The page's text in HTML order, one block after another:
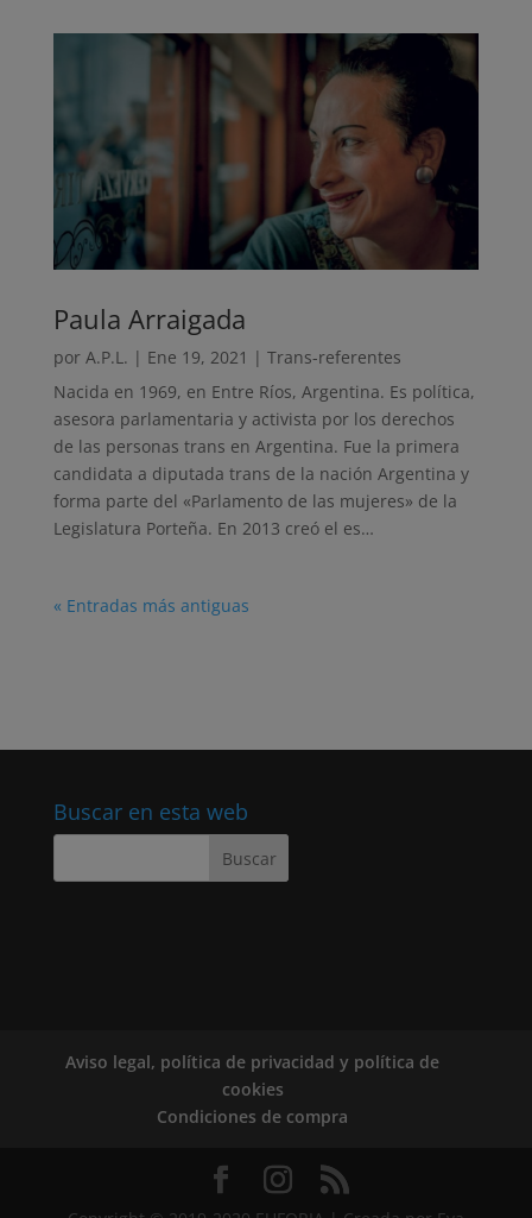
Paula Arraigada
por A.P.L. | Ene 19, 2021 | Trans-referentes
Nacida en 1969, en Entre Ríos, Argentina. Es política,
asesora parlamentaria y activista por los derechos
de las personas trans en Argentina. Fue la primera
candidata a diputada trans de la nación Argentina y
forma parte del «Parlamento de las mujeres» de la
Legislatura Porteña. En 2013 creó el es…
« Entradas más antiguas
Buscar en esta web
Aviso legal, política de privacidad y política de
cookies
Condiciones de compra